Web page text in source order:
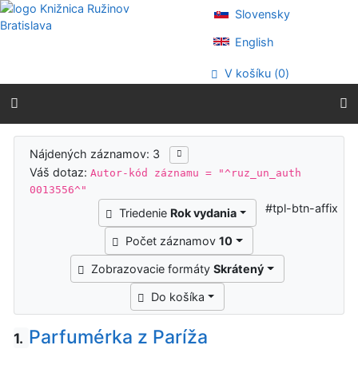
Prejsť na obsah
Prejsť na menu
Prehlásenie o webovej prístupnosti
Slovensky
English
V košíku (0)
Výsledky vyhľadávania
Nájdených záznamov: 3
Váš dotaz:Autor-kód záznamu = "^ruz_un_auth
0013556^"
Triedenie Rok vydania
Počet záznamov10
Zobrazovacie formátySkrátený
Do košíka
#tpl-btn-affix
1. Parfumérka z Paríža